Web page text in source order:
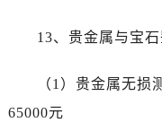
13、贵金属与宝
（1）贵金属无损
65000元